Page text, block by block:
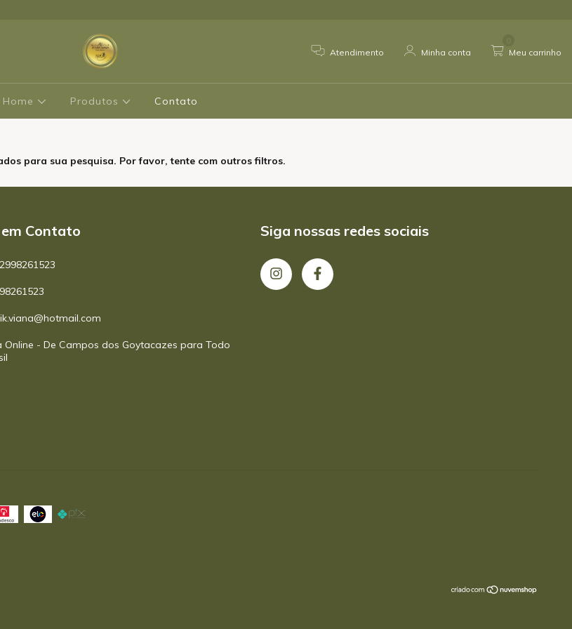
Atendimento Minha conta Meu carrinho
Home Produtos Contato
para sua pesquisa. Por favor, tente com outros filtros.
Contato
Online - De Campos dos Goytacazes para Todo
Siga nossas redes sociais